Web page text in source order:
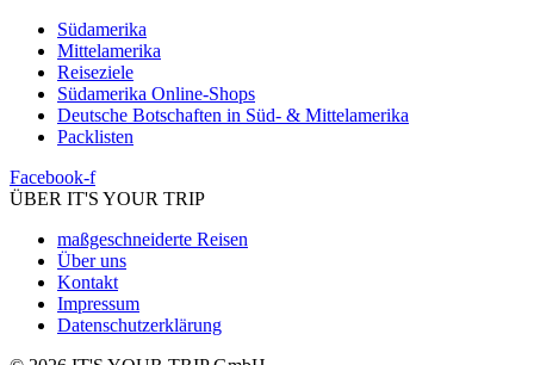
Südamerika
Mittelamerika
Reiseziele
Südamerika Online-Shops
Deutsche Botschaften in Süd- & Mittelamerika
Packlisten
Facebook-f
ÜBER IT'S YOUR TRIP
maßgeschneiderte Reisen
Über uns
Kontakt
Impressum
Datenschutzerklärung